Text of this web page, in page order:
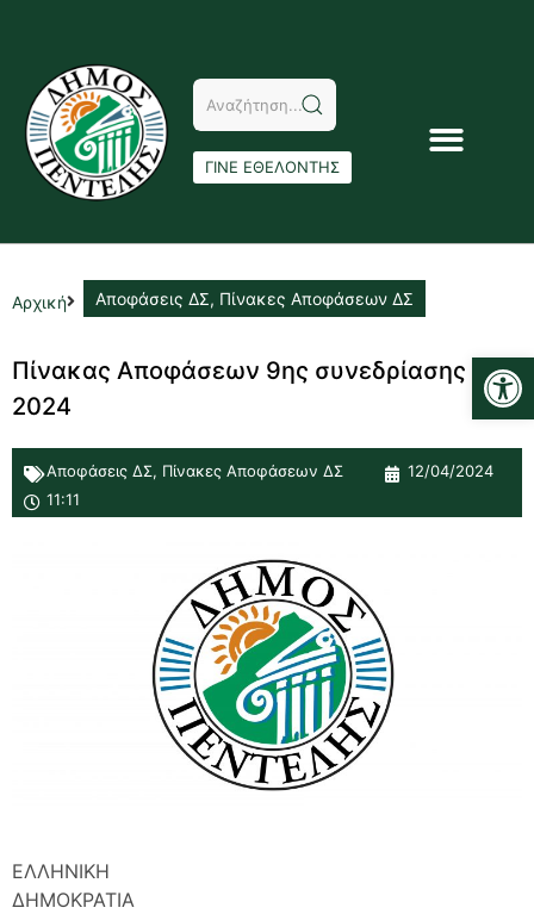
ΓΙΝΕ ΕΘΕΛΟΝΤΗΣ
Αρχική Αποφάσεις ΔΣ, Πίνακες Αποφάσεων ΔΣ
Πίνακας Αποφάσεων 9ης συνεδρίασης Δ.Σ.
2024
Αποφάσεις ΔΣ, Πίνακες Αποφάσεων ΔΣ
12/04/2024
11:11
ΕΛΛΗΝΙΚΗ
ΔΗΜΟΚΡΑΤΙΑ